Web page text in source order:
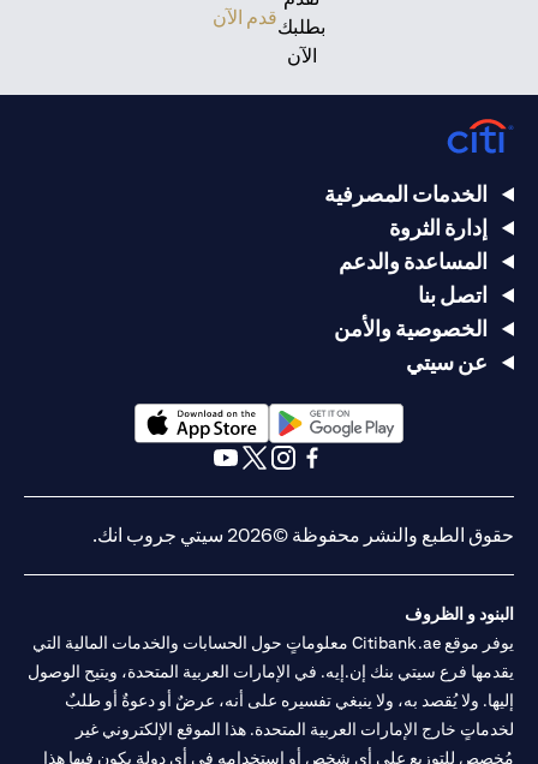
قدم الآن
الخدمات المصرفية
إدارة الثروة
المساعدة والدعم
اتصل بنا
الخصوصية والأمن
عن سيتي
(opens in a new tab)
حقوق الطبع والنشر محفوظة ©2026 سيتي جروب انك.
البنود و الظروف
يوفر موقع Citibank.ae معلوماتٍ حول الحسابات والخدمات المالية التي
يقدمها فرع سيتي بنك إن.إيه. في الإمارات العربية المتحدة، ويتيح الوصول
إليها. ولا يُقصد به، ولا ينبغي تفسيره على أنه، عرضٌ أو دعوةٌ أو طلبٌ
لخدماتٍ خارج الإمارات العربية المتحدة. هذا الموقع الإلكتروني غير
مُخصص للتوزيع على أي شخصٍ أو استخدامه في أي دولةٍ يكون فيها هذا